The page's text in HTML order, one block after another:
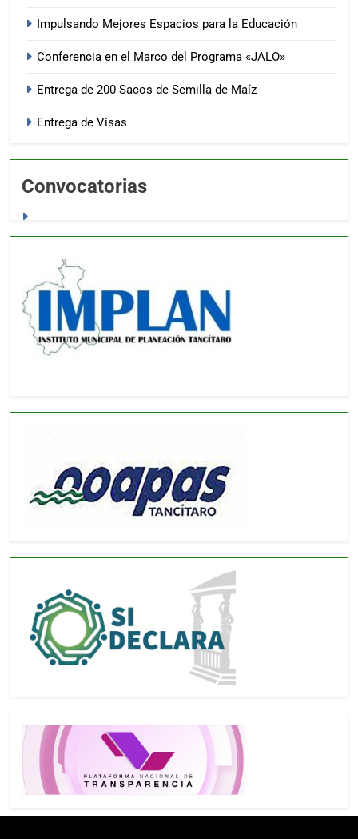
Impulsando Mejores Espacios para la Educación
Conferencia en el Marco del Programa «JALO»
Entrega de 200 Sacos de Semilla de Maíz
Entrega de Visas
Convocatorias